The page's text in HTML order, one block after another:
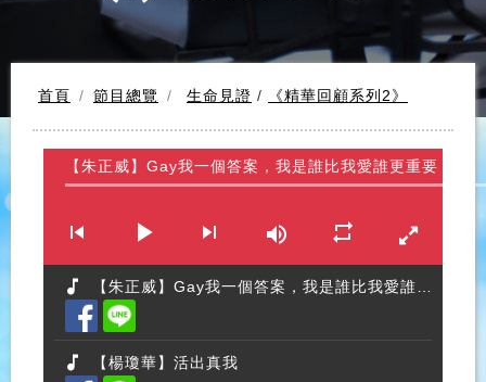
首頁 節目總覽 生命見證 / 《精華回顧系列2》
【朱正威】Gay我一個答案，我是誰比我愛誰更重要
【楊瓊華】活出真我